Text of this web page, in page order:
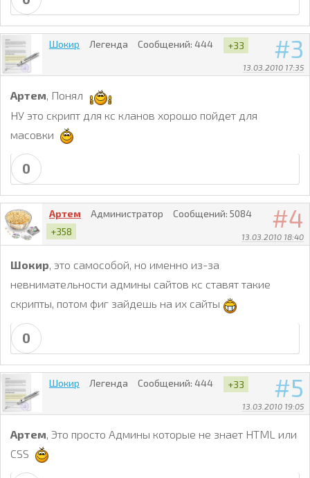
3
13.03.2010 17:35
Шокир Легенда Сообщений: 444 +33
Артем, Понял
НУ это скрипт для кс кланов хорошо пойдет для
масовки
0
4
13.03.2010 18:40
Артем Администратор Сообщений: 5084
+358
Шокир, это самособой, но именно из-за
невнимательности админы сайтов кс ставят такие
скрипты, потом фиг зайдешь на их сайты
0
5
13.03.2010 19:05
Шокир Легенда Сообщений: 444 +33
Артем , Это просто Админы которые не знает HTML или
CSS